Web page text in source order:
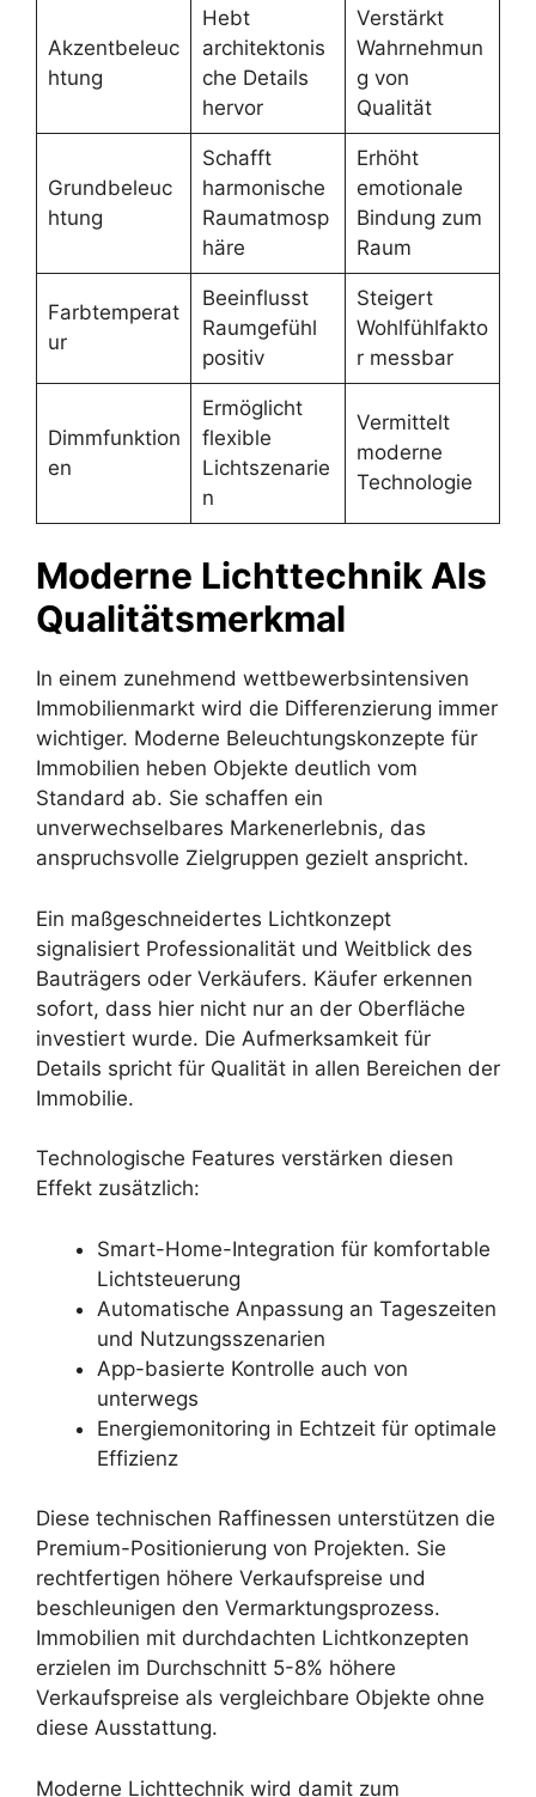
Akzentbeleuc
htung
Hebt
architektonis
che Details
hervor
Verstärkt
Wahrnehmun
g von
Qualität
Grundbeleuc
htung
Schafft
harmonische
Raumatmosp
häre
Erhöht
emotionale
Bindung zum
Raum
Farbtemperat
ur
Beeinflusst
Raumgefühl
positiv
Steigert
Wohlfühlfakto
r messbar
Dimmfunktion
en
Ermöglicht
flexible
Lichtszenarie
n
Vermittelt
moderne
Technologie
Moderne Lichttechnik Als
Qualitätsmerkmal
In einem zunehmend wettbewerbsintensiven
Immobilienmarkt wird die Differenzierung immer
wichtiger. Moderne Beleuchtungskonzepte für
Immobilien heben Objekte deutlich vom
Standard ab. Sie schaffen ein
unverwechselbares Markenerlebnis, das
anspruchsvolle Zielgruppen gezielt anspricht.
Ein maßgeschneidertes Lichtkonzept
signalisiert Professionalität und Weitblick des
Bauträgers oder Verkäufers. Käufer erkennen
sofort, dass hier nicht nur an der Oberfläche
investiert wurde. Die Aufmerksamkeit für
Details spricht für Qualität in allen Bereichen der
Immobilie.
Technologische Features verstärken diesen
Effekt zusätzlich:
Smart-Home-Integration für komfortable
Lichtsteuerung
Automatische Anpassung an Tageszeiten
und Nutzungsszenarien
App-basierte Kontrolle auch von
unterwegs
Energiemonitoring in Echtzeit für optimale
Effizienz
Diese technischen Raffinessen unterstützen die
Premium-Positionierung von Projekten. Sie
rechtfertigen höhere Verkaufspreise und
beschleunigen den Vermarktungsprozess.
Immobilien mit durchdachten Lichtkonzepten
erzielen im Durchschnitt 5-8% höhere
Verkaufspreise als vergleichbare Objekte ohne
diese Ausstattung.
Moderne Lichttechnik wird damit zum